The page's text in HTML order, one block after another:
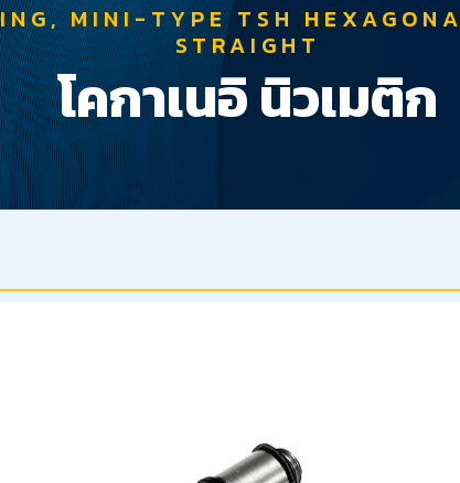
MINI-TYPE TSH
STRAIGHT
โคกาเนอิ นิวเมติก